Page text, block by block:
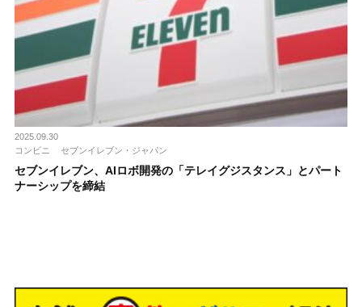
2025.09.30
コンビニ
セブンイレブン・ジャパン
セブンイレブン、AIロボ開発の「テレイグジスタンス」とパート
ナーシップを締結